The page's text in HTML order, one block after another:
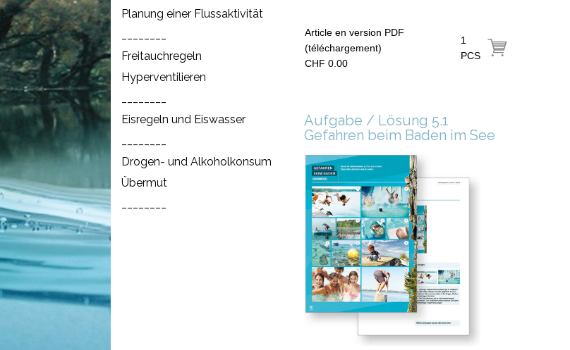
Planung einer Flussaktivität
Freitauchregeln
Hyperventilieren
Eisregeln und Eiswasser
Drogen- und Alkoholkonsum
Übermut
Article en version PDF
(téléchargement)
CHF 0.00
1
PCS
Aufgabe / Lösung 5.1
Gefahren beim Baden im See